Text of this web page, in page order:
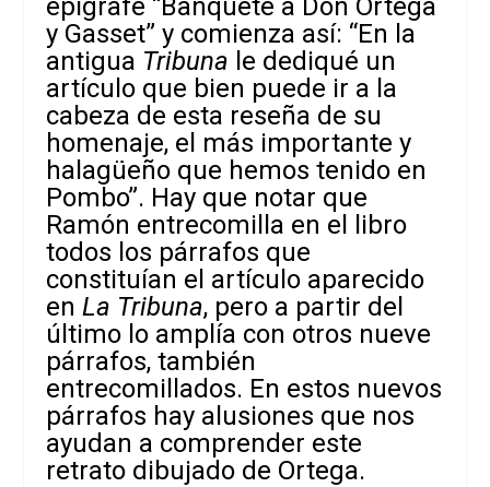
epígrafe “Banquete a Don Ortega
y Gasset” y comienza así: “En la
antigua Tribuna le dediqué un
artículo que bien puede ir a la
cabeza de esta reseña de su
homenaje, el más importante y
halagüeño que hemos tenido en
Pombo”. Hay que notar que
Ramón entrecomilla en el libro
todos los párrafos que
constituían el artículo aparecido
enLa Tribuna, pero a partir del
último lo amplía con otros nueve
párrafos, también
entrecomillados. En estos nuevos
párrafos hay alusiones que nos
ayudan a comprender este
retrato dibujado de Ortega.